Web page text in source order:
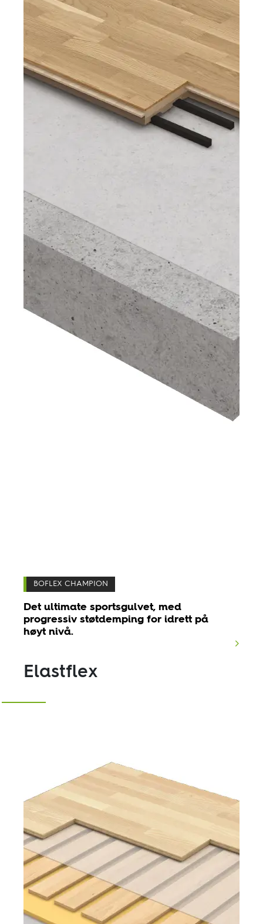
BOFLEX CHAMPION
Det ultimate sportsgulvet, med
progressiv støtdemping for idrett på
høyt nivå.
Elastflex